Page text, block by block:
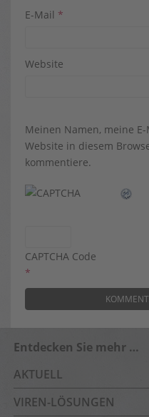
E-Mail *
Website
Meinen Namen, meine
Website in diesem
kommentiere.
CAPTCHA Code
*
Entdecken Sie mehr …
AKTUELL
VIREN-LÖSUNGEN